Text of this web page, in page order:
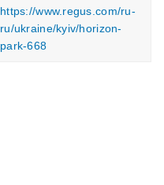
https://www.regus.com/ru-
ru/ukraine/kyiv/horizon-
park-668